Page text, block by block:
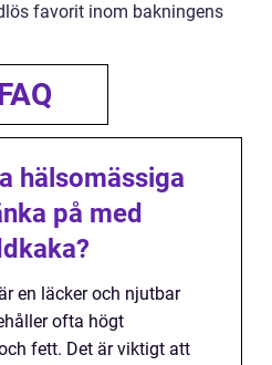
favorit inom bakningens
hälsomässiga
på med
en läcker och njutbar
ofta högt
fett. Det är viktigt att